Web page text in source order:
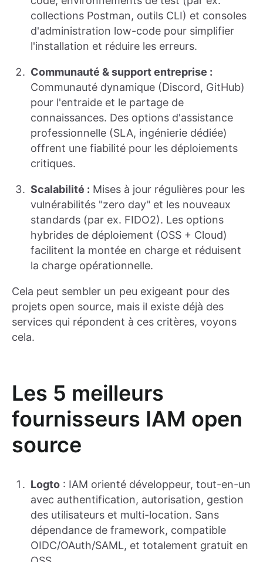
collections Postman, outils CLI) et consoles
d'administration low-code pour simplifier
l'installation et réduire les erreurs.
Communauté & support entreprise :
Communauté dynamique (Discord, GitHub)
pour l'entraide et le partage de
connaissances. Des options d'assistance
professionnelle (SLA, ingénierie dédiée)
offrent une fiabilité pour les déploiements
critiques.
Scalabilité : Mises à jour régulières pour les
vulnérabilités "zero day" et les nouveaux
standards (par ex. FIDO2). Les options
hybrides de déploiement (OSS + Cloud)
facilitent la montée en charge et réduisent
la charge opérationnelle.
Cela peut sembler un peu exigeant pour des
projets open source, mais il existe déjà des
services qui répondent à ces critères, voyons
cela.
Les 5 meilleurs
fournisseurs IAM open
source
Logto : IAM orienté développeur, tout-en-un
avec authentification, autorisation, gestion
des utilisateurs et multi-location. Sans
dépendance de framework, compatible
OIDC/OAuth/SAML, et totalement gratuit en